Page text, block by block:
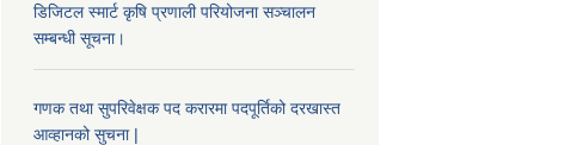
डिजिटल स्मार्ट कृषि प्रणाली परियोजना सञ्चालन
सम्बन्धी सूचना।
गणक तथा सुपरिवेक्षक पद करारमा पदपूर्तिको दरखास्त
आव्हानको सुचना |